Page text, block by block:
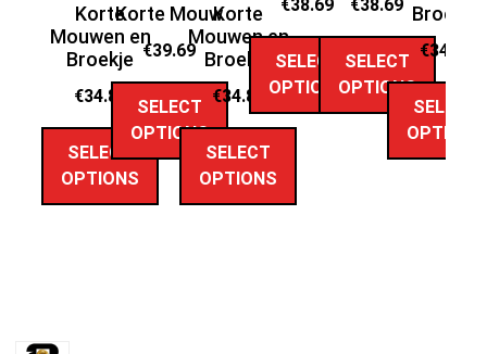
Korte
Mouwen en
Broekje
€34.89
SELECT
OPTIONS
Korte Mouw
€39.69
SELECT
OPTIONS
Korte
Mouwen en
Broekje
€34.89
SELECT
OPTIONS
€38.69
SELECT
OPTIONS
€38.69
SELECT
OPTIONS
Broekje
€34.89
SELECT
OPTIONS